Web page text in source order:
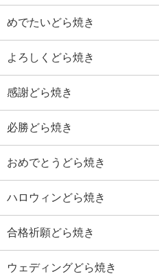
めでたいどら焼き
よろしくどら焼き
感謝どら焼き
必勝どら焼き
おめでとうどら焼き
ハロウィンどら焼き
合格祈願どら焼き
ウェディングどら焼き